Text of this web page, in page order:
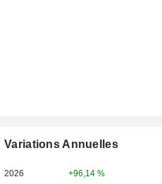
Variations Annuelles
2026 +96,14 %